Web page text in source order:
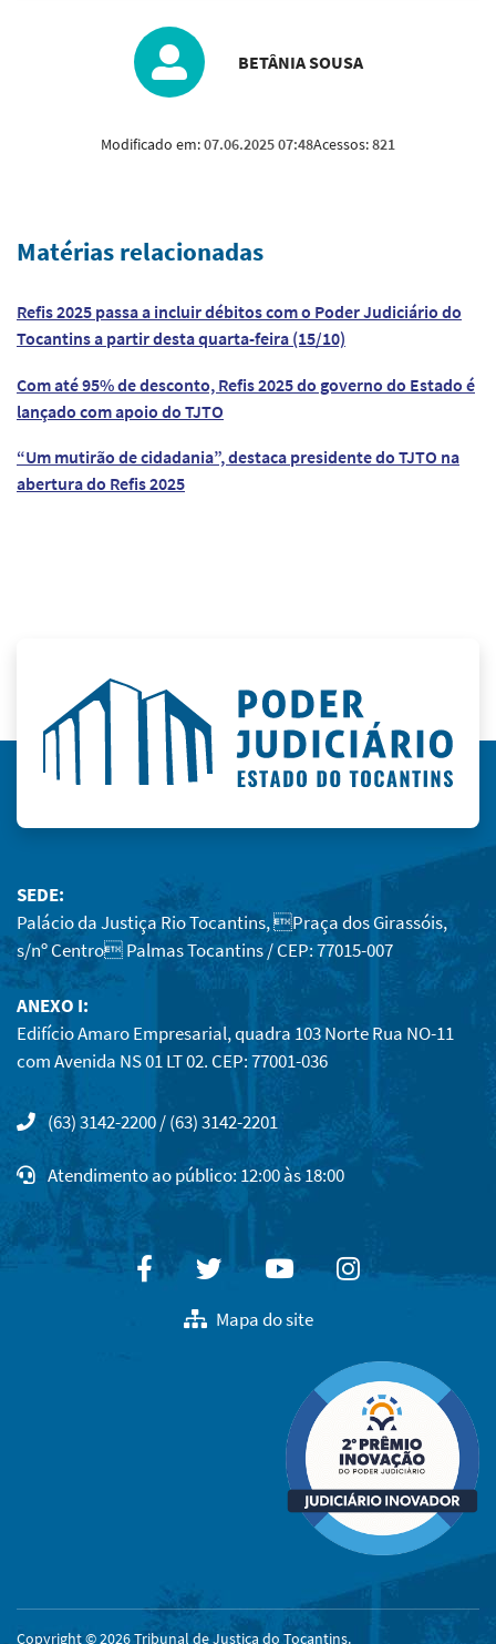
BETÂNIA SOUSA
Modificado em:07.06.2025 07:48Acessos:821
Matérias relacionadas
Refis 2025 passa a incluir débitos com o Poder Judiciário do
Tocantins a partir desta quarta-feira (15/10)
Com até 95% de desconto, Refis 2025 do governo do Estado é
lançado com apoio do TJTO
“Um mutirão de cidadania”, destaca presidente do TJTO na
abertura do Refis 2025
SEDE:
Palácio da Justiça Rio Tocantins, Praça dos Girassóis,
s/nº Centro Palmas Tocantins / CEP: 77015-007
ANEXO I:
Edifício Amaro Empresarial, quadra 103 Norte Rua NO-11
com Avenida NS 01 LT 02. CEP: 77001-036
(63) 3142-2200 / (63) 3142-2201
Atendimento ao público: 12:00 às 18:00
FacebookTwitterYoutubeInstagram
Mapa do site
Copyright © 2026 Tribunal de Justiça do Tocantins.